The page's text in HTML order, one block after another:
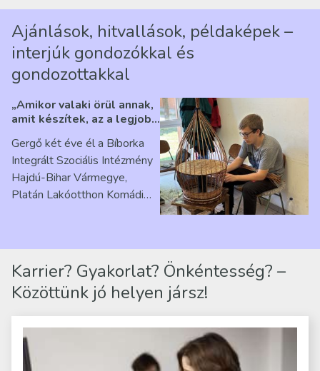
Ajánlások, hitvallások, példaképek –
interjúk gondozókkal és
gondozottakkal
„Amikor valaki örül annak,
amit készítek, az a legjobb
Ribárszky Gergő ellátottal
Gergő két éve él a Bíborka
Integrált Szociális Intézmény
Hajdú-Bihar Vármegye,
Platán Lakóotthon Komádi
Karrier? Gyakorlat? Önkéntesség? –
Közöttünk jó helyen jársz!